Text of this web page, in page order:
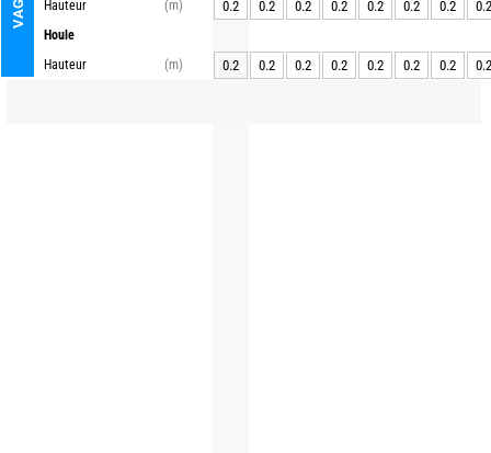
Hauteur
(m)
Houle
Hauteur
(m)
0.2 0.2 0.2 0.2 0.2 0.2 0.2 0.2
0.2 0.2 0.2 0.2 0.2 0.2 0.2 0.2